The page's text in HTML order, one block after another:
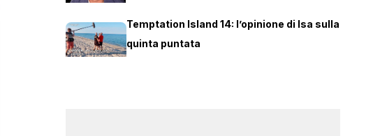
Temptation Island 14: l’opinione di Isa sulla
quinta puntata